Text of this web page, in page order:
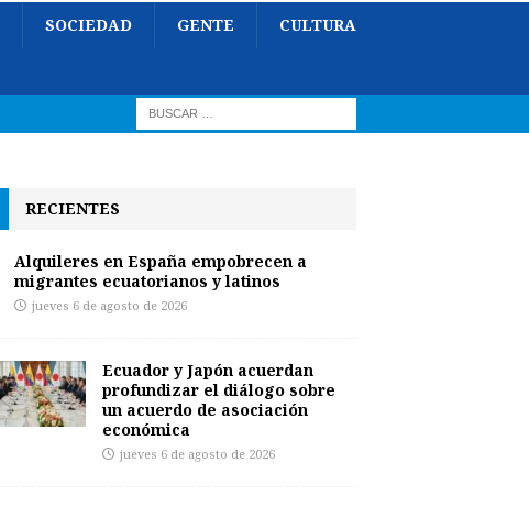
SOCIEDAD GENTE CULTURA
RECIENTES
Alquileres en España empobrecen a
migrantes ecuatorianos y latinos
jueves 6 de agosto de 2026
Ecuador y Japón acuerdan
profundizar el diálogo sobre
un acuerdo de asociación
económica
jueves 6 de agosto de 2026